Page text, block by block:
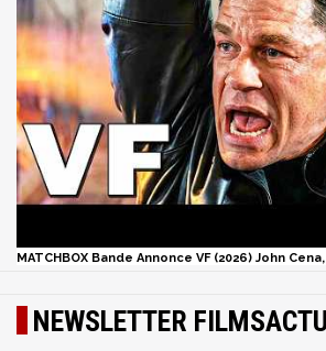
MATCHBOX Bande Annonce VF (2026) John
NEWSLETTER FILMSACTU